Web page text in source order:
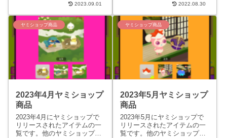
ョップアイテムは、アイテム
検索ページから探せます。
価...
2023.09.01
ジから探せます。再販は省略
しています。価格の項目は
通...
2022.08.30
ヤミショップ商品
2023年4月ヤミショップ
商品
2023年4月にヤミショップで
リリースされたアイテムの一
覧です。他のヤミショップア
ヤミショップ商品
2023年5月ヤミショップ
商品
2023年5月にヤミショップで
リリースされたアイテムの一
覧です。他のヤミショップア